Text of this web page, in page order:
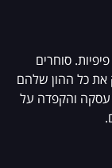
סוחרים
את כל ההון שלהם
עסקה והקפדה על